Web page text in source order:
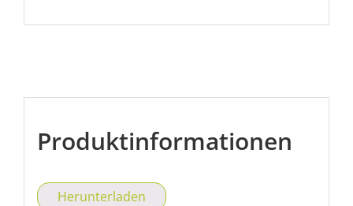
Produktinformationen
Herunterladen